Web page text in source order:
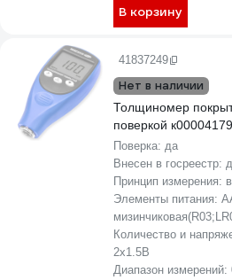
В корзину
41837249
Нет в наличии
Толщиномер
поверкой
Поверка: да
Внесен в госреестр:
Принцип измерения:
Элементы питания:
Количество и
2х1.5B
Диапазон измерений: